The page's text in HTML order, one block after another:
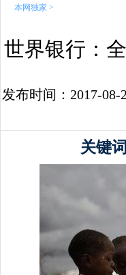
本网独家 >
世界银行：
发布时间：2017-08-
关键